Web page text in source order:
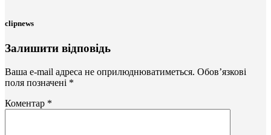
clipnews
Залишити відповідь
Ваша e-mail адреса не оприлюднюватиметься. Обов’язкові
поля позначені *
Коментар *